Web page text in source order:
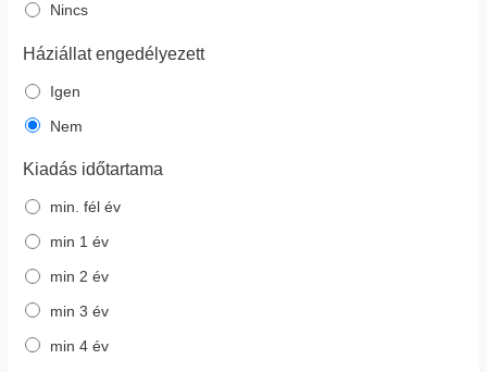
Nincs
Háziállat engedélyezett
Igen
Nem
Kiadás időtartama
min. fél év
min 1 év
min 2 év
min 3 év
min 4 év